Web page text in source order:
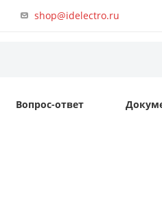
shop@idelectro.ru
Вопрос-ответ